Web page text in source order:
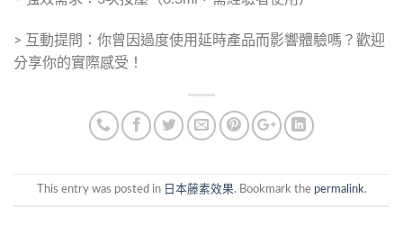
> 互動提問：你曾因過度使用延時產品而影響體驗嗎？歡迎
分享你的實際感受！
This entry was posted in 日本藤素效果. Bookmark the permalink.